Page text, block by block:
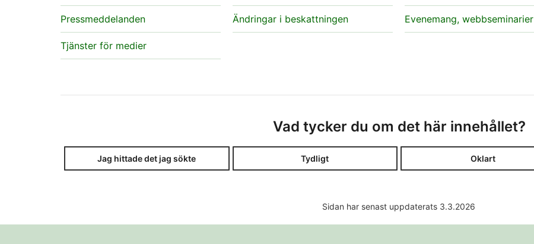
Pressmeddelanden
Tjänster för medier
Ändringar i beskattningen Evenemang, webbseminarier
Vad tycker du om det här innehållet?
Jag hittade det jag sökte Tydligt Oklart
Sidan har senast uppdaterats 3.3.2026